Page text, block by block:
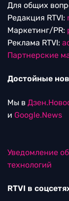
Для общих
Редакция RTVI:
Маркетинг/PR:
Реклама RTVI:
Партнерские
Достойные
Мы в
и Google.News
Уведомление
технологий
RTVI в